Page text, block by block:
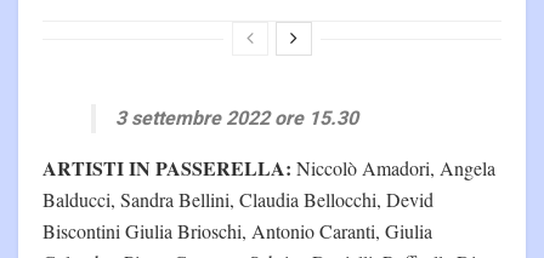
3 settembre 2022 ore 15.30
ARTISTI IN PASSERELLA: Niccolò Amadori, Angela
Balducci, Sandra Bellini, Claudia Bellocchi, Devid
Biscontini Giulia Brioschi, Antonio Caranti, Giulia